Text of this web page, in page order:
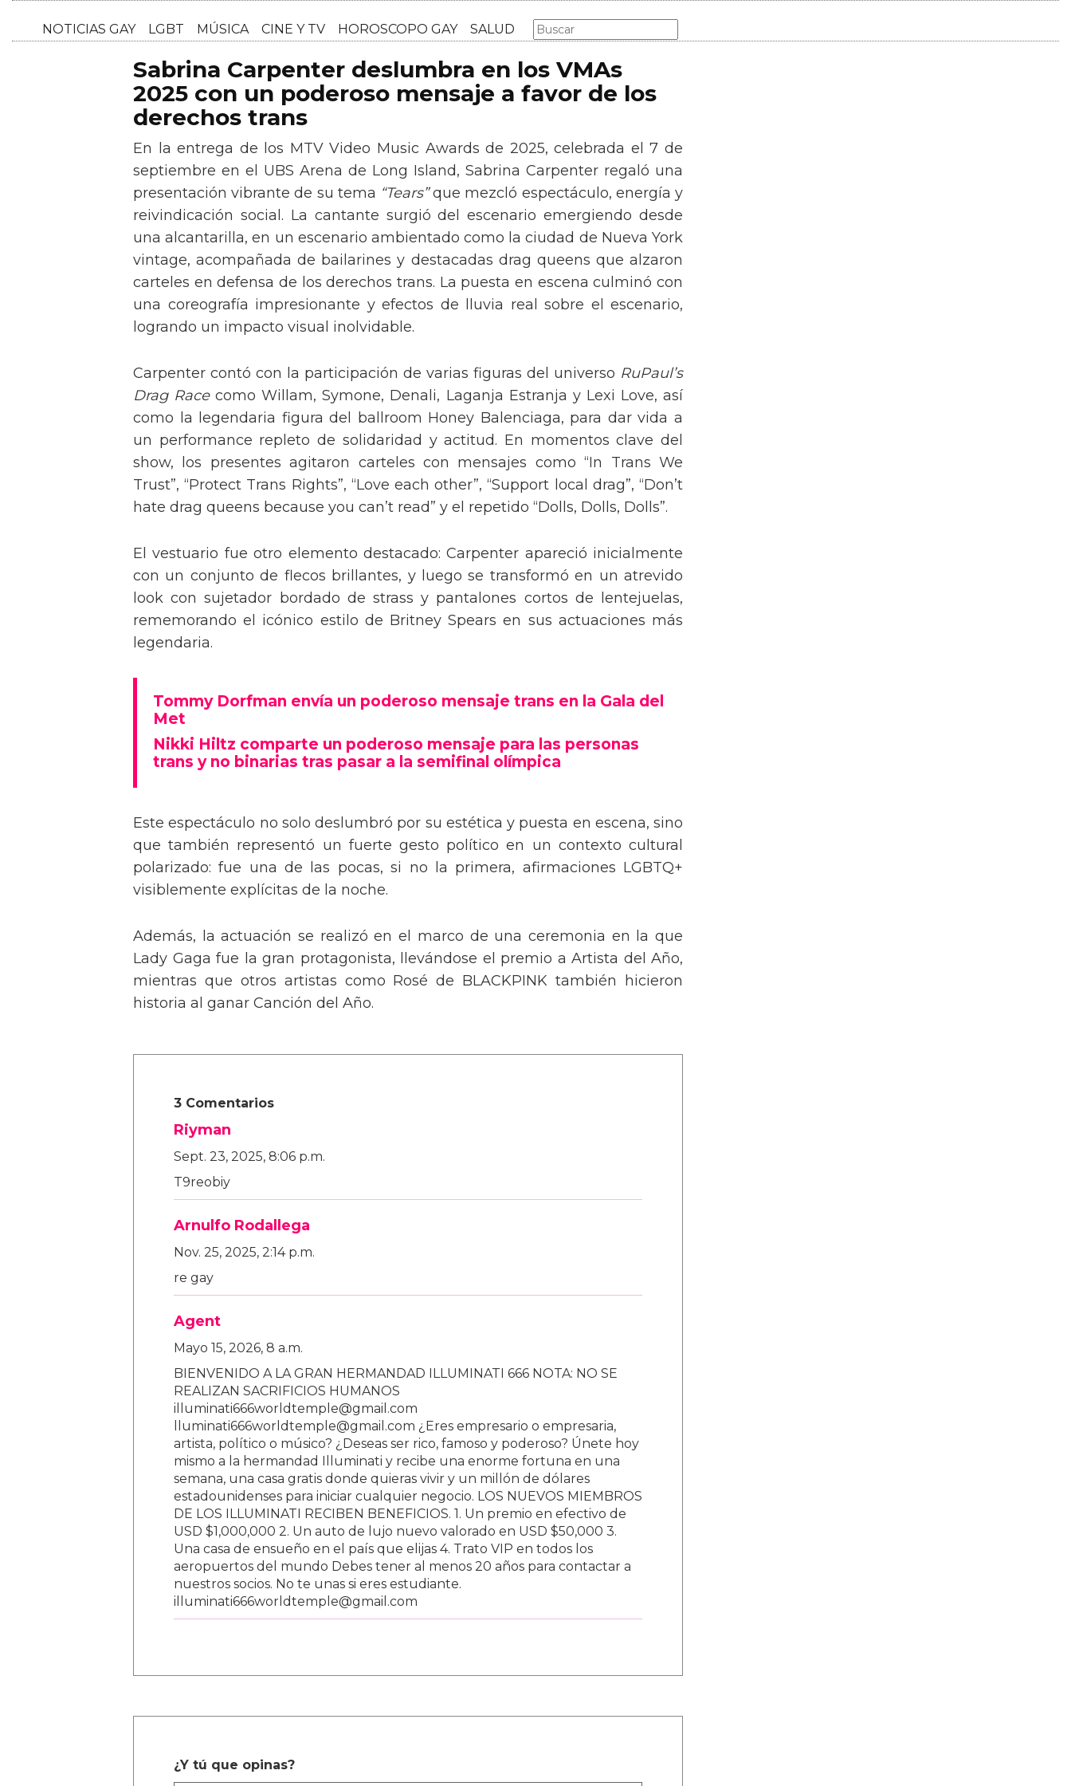
NOTICIAS GAY LGBT MÚSICA CINE Y TV
Sabrina Carpenter deslumbra en los VMAs
2025 con un poderoso mensaje a favor de los
derechos trans
En la entrega de los MTV Video Music Awards de 2025, celebrada el 7 de
septiembre en el UBS Arena de Long Island, Sabrina Carpenter regaló una
presentación vibrante de su tema “Tears”que mezcló espectáculo, energía y
reivindicación social. La cantante surgió del escenario emergiendo desde
una alcantarilla, en un escenario ambientado como la ciudad de Nueva York
vintage, acompañada de bailarines y destacadas drag queens que alzaron
carteles en defensa de los derechos trans. La puesta en escena culminó con
una coreografía impresionante y efectos de lluvia real sobre el escenario,
Carpenter contó con la participación de varias figuras del universo RuPaul’s
Drag Racecomo Willam, Symone, Denali, Laganja Estranja y Lexi Love, así
como la legendaria figura del ballroom Honey Balenciaga, para dar vida a
un performance repleto de solidaridad y actitud. En momentos clave del
show, los presentes agitaron carteles con mensajes como “In Trans We
Trust”, “Protect Trans Rights”, “Love each other”, “Support local drag”, “Don’t
El vestuario fue otro elemento destacado: Carpenter apareció inicialmente
con un conjunto de flecos brillantes, y luego se transformó en un atrevido
look con sujetador bordado de strass y pantalones cortos de lentejuelas,
rememorando el icónico estilo de Britney Spears en sus actuaciones más
Tommy Dorfman envía un poderoso mensaje trans en la Gala del
Met
Nikki Hiltz comparte un poderoso mensaje para las personas
Este espectáculo no solo deslumbró por su estética y puesta en escena, sino
que también representó un fuerte gesto político en un contexto cultural
polarizado: fue una de las pocas, si no la primera, afirmaciones LGBTQ+
Además, la actuación se realizó en el marco de una ceremonia en la que
Lady Gaga fue la gran protagonista, llevándose el premio a Artista del Año,
mientras que otros artistas como Rosé de BLACKPINK también hicieron
3 Comentarios
Riyman
Sept. 23, 2025, 8:06 p.m.
T9reobiy
Arnulfo Rodallega
Nov. 25, 2025, 2:14 p.m.
re gay
Agent
Mayo 15, 2026, 8 a.m.
BIENVENIDO A LA GRAN HERMANDAD ILLUMINATI 666 NOTA: NO SE
REALIZAN SACRIFICIOS HUMANOS
illuminati666worldtemple@gmail.com
lluminati666worldtemple@gmail.com ¿Eres empresario o empresaria,
artista, político o músico? ¿Deseas ser rico, famoso y poderoso? Únete hoy
mismo a la hermandad Illuminati y recibe una enorme fortuna en una
semana, una casa gratis donde quieras vivir y un millón de dólares
estadounidenses para iniciar cualquier negocio. LOS NUEVOS MIEMBROS
DE LOS ILLUMINATI RECIBEN BENEFICIOS. 1. Un premio en efectivo de
USD $1,000,000 2. Un auto de lujo nuevo valorado en USD $50,000 3.
Una casa de ensueño en el país que elijas 4. Trato VIP en todos los
aeropuertos del mundo Debes tener al menos 20 años para contactar a
nuestros socios. No te unas si eres estudiante.
illuminati666worldtemple@gmail.com